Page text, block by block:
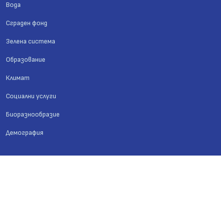
Вода
Сграден фонд
Зелена система
Образование
Климат
Социални услуги
Биоразнообразие
Демография